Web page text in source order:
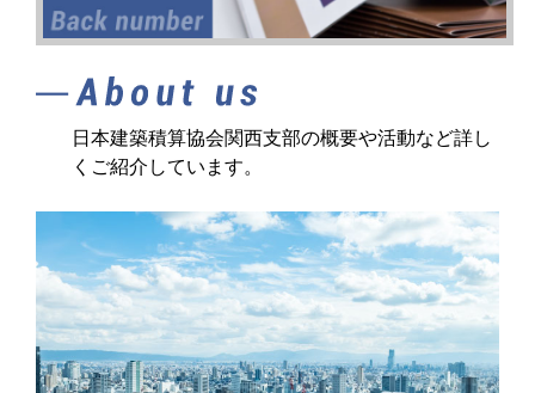
日本建築積算協会関西支部の概要や活動など詳し
くご紹介しています。